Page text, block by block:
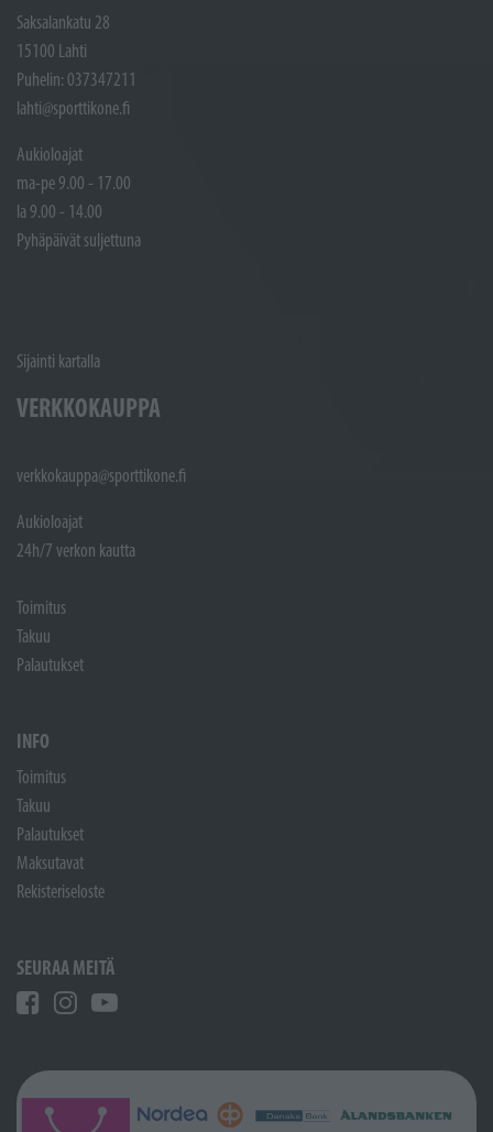
Saksalankatu 28
15100 Lahti
Puhelin: 037347211
lahti@sporttikone.fi
Aukioloajat
ma-pe 9.00 - 17.00
la 9.00 - 14.00
Pyhäpäivät suljettuna
Sijainti kartalla
VERKKOKAUPPA
verkkokauppa@sporttikone.fi
Aukioloajat
24h/7 verkon kautta
Toimitus
Takuu
Palautukset
INFO
Toimitus
Takuu
Palautukset
Maksutavat
Rekisteriseloste
SEURAA MEITÄ